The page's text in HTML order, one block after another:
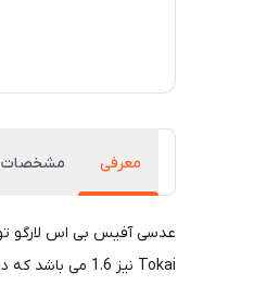
معرفی مشخصات